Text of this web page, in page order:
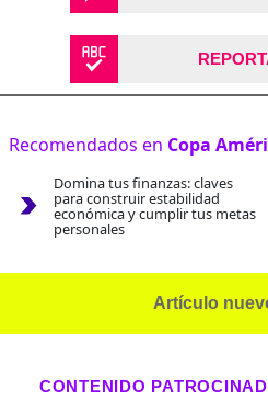
Recomendados en Copa
Domina tus finanzas: claves
para construir estabilidad
económica y cumplir tus metas
personales
Artículo
CONTENIDO